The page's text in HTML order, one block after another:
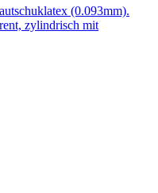
(0.093mm).
zylindrisch mit